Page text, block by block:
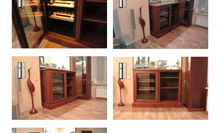
Oak Wine Cabinet. EuroCave S-Pure-S Inside.Oak Wine Cabinet. EuroCave